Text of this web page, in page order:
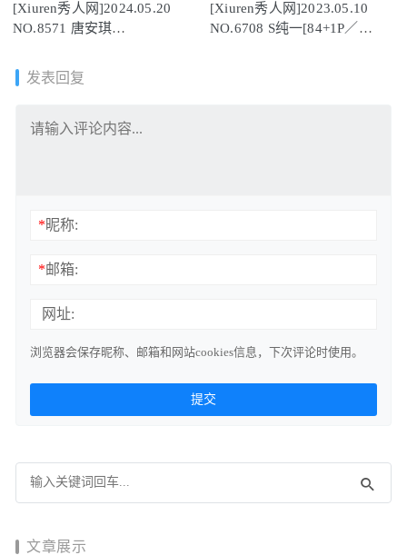
[Xiuren秀人网]2024.05.20
NO.8571 唐安琪
[Xiuren秀人网]2023.05.10
NO.6708 S纯一[84+1P／
发表回复
*昵称:
*邮箱:
网址:
浏览器会保存昵称、邮箱和网站cookies信息，下次评论时使用。
文章展示